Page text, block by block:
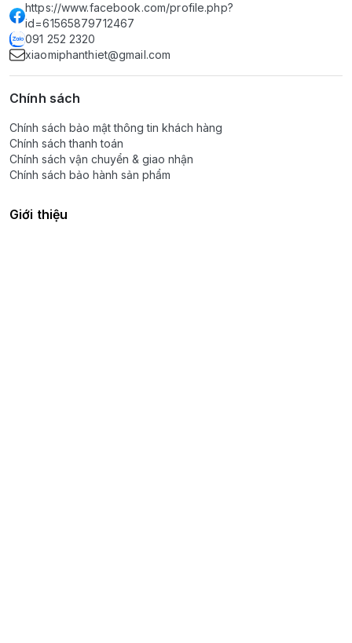
https://www.facebook.com/profile.php?
id=61565879712467
091 252 2320
xiaomiphanthiet@gmail.com
Chính sách
Chính sách bảo mật thông tin khách hàng
Chính sách thanh toán
Chính sách vận chuyển & giao nhận
Chính sách bảo hành sản phẩm
Giới thiệu